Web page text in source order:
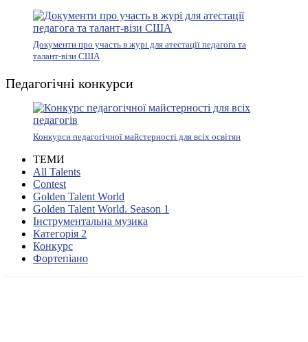
Документи про участь в журі для атестації педагога та
талант-візи США
Педагогічні конкурси
Конкурси педагогічної майстерності для всіх освітян
ТЕМИ
All Talents
Contest
Golden Talent World
Golden Talent World. Season 1
Інструментальна музика
Категорія 2
Конкурс
Фортепіано